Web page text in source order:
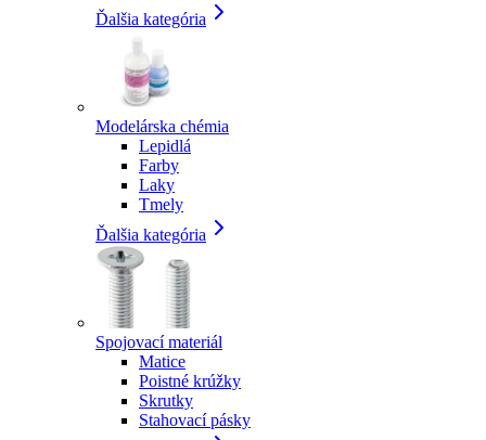
Ďalšia kategória
Modelárska chémia
Lepidlá
Farby
Laky
Tmely
Ďalšia kategória
Spojovací materiál
Matice
Poistné krúžky
Skrutky
Stahovací pásky